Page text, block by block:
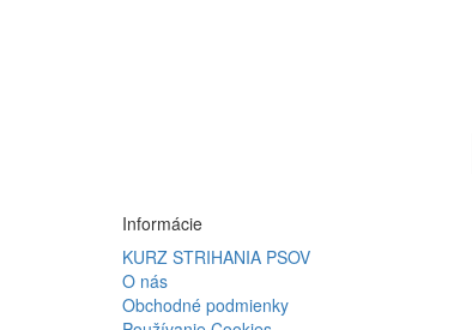
Informácie
KURZ STRIHANIA PSOV
O nás
Obchodné podmienky